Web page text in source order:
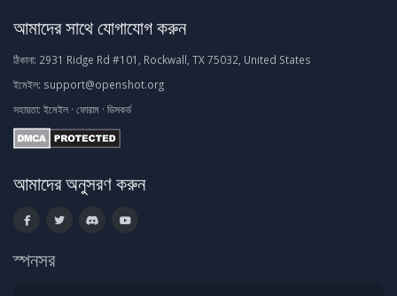
আমাদের সাথে যোগাযোগ করুন
ঠিকানা: 2931 Ridge Rd #101, Rockwall, TX 75032, United States
ইমেইল: support@openshot.org
সহায়তা: ইমেইল · ফোরাম · ডিসকর্ড
আমাদের অনুসরণ করুন
স্পনসর